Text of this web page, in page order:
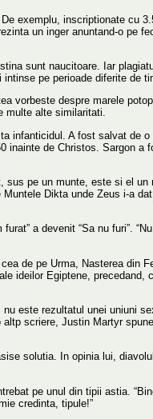
exemplu, inscriptionate cu
un inger anuntand-o pe
sunt naucitoare. Iar
pe perioade diferite de
vorbeste despre marele
multe alte similaritati.
infanticidul. A fost salvat de
inainte de Christos. Sargon a
sus pe un munte, este si el
Dikta unde Zeus i-a
a devenit “Sa nu furi”.
de pe Urma, Nasterea din
ideilor Egiptene, precedand,
este rezultatul unei uniuni
scriere, Justin Martyr
solutia. In opinia lui,
pe unul din tipii astia.
credinta, tipule!”